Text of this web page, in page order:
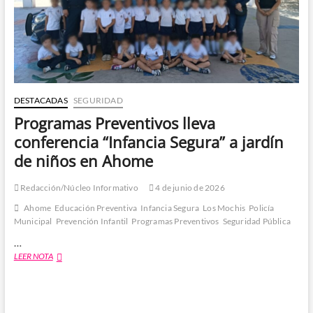
DESTACADAS SEGURIDAD
Programas Preventivos lleva
conferencia “Infancia Segura” a jardín
de niños en Ahome
Redacción/Núcleo Informativo
4 de junio de 2026
Ahome Educación Preventiva Infancia Segura Los Mochis Policía
Municipal Prevención Infantil Programas Preventivos Seguridad Pública
…
LEER NOTAProgramas